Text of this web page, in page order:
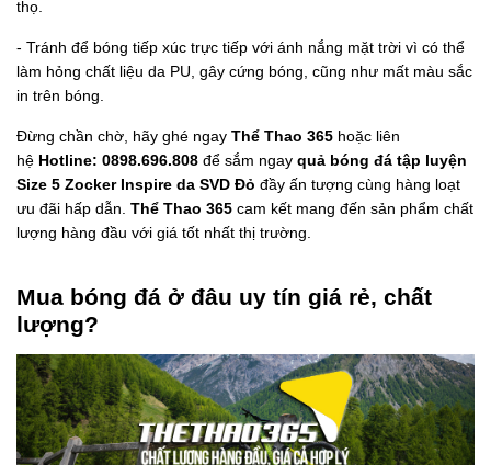
thọ.
- Tránh để bóng tiếp xúc trực tiếp với ánh nắng mặt trời vì có thể
làm hỏng chất liệu da PU, gây cứng bóng, cũng như mất màu sắc
in trên bóng.
Đừng chần chờ, hãy ghé ngay Thể Thao 365 hoặc liên
hệ Hotline: 0898.696.808 để sắm ngay quả bóng đá tập luyện
Size 5 Zocker Inspire da SVD Đỏ đầy ấn tượng cùng hàng loạt
ưu đãi hấp dẫn. Thể Thao 365 cam kết mang đến sản phẩm chất
lượng hàng đầu với giá tốt nhất thị trường.
Mua bóng đá ở đâu uy tín giá rẻ, chất
lượng?